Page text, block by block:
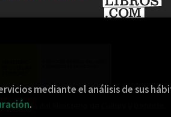
ayuda del Ministerio de Cultura y Deporte.
mediante el análisis de sus
.